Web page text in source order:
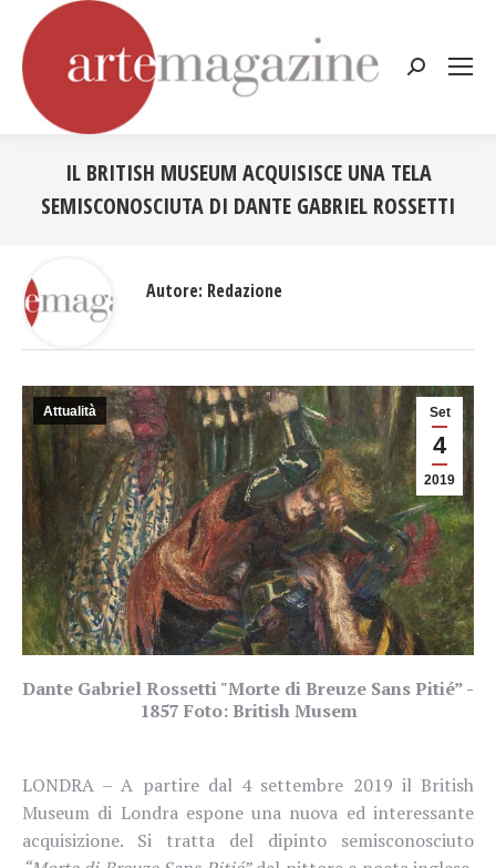
Cerca:
IL BRITISH MUSEUM ACQUISISCE UNA TELA
SEMISCONOSCIUTA DI DANTE GABRIEL ROSSETTI
Set
4
2019
Attualità
Dante Gabriel Rossetti "Morte di Breuze Sans Pitié” -
1857 Foto: British Musem
LONDRA – A partire dal 4 settembre 2019 il British
Museum di Londra espone una nuova ed interessante
acquisizione. Si tratta del dipinto semisconosciuto
Autore: Redazione